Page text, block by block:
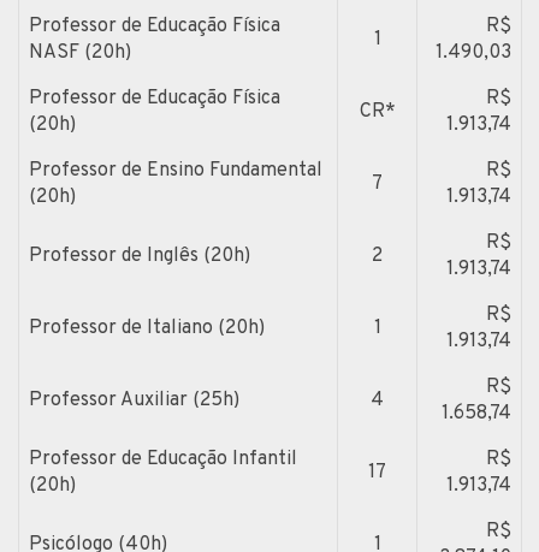
Professor de Educação Física
NASF (20h)
1
R$
1.490,03
Professor de Educação Física
(20h)
CR*
R$
1.913,74
Professor de Ensino Fundamental
(20h)
7
R$
1.913,74
Professor de Inglês (20h) 2
R$
1.913,74
Professor de Italiano (20h) 1
R$
1.913,74
Professor Auxiliar (25h) 4
R$
1.658,74
Professor de Educação Infantil
(20h)
17
R$
1.913,74
Psicólogo (40h) 1
R$